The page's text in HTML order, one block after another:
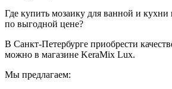
Где купить мозаику для ванной и кухни
по выгодной цене?
В Санкт-Петербурге приобрести
можно в магазине KeraMix Lux.
Мы предлагаем: